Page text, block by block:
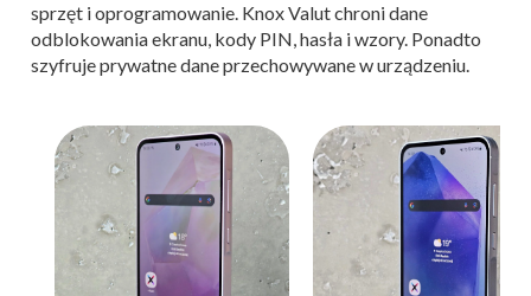
sprzęt i oprogramowanie. Knox Valut chroni dane
odblokowania ekranu, kody PIN, hasła i wzory. Ponadto
szyfruje prywatne dane przechowywane w urządzeniu.